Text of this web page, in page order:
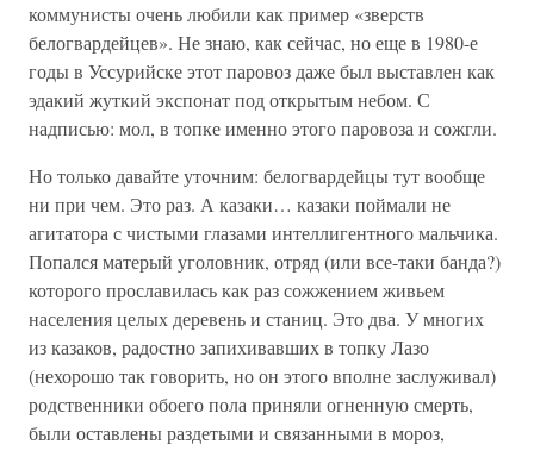
коммунисты очень любили как пример «зверств
белогвардейцев». Не знаю, как сейчас, но еще в 1980-е
годы в Уссурийске этот паровоз даже был выставлен как
эдакий жуткий экспонат под открытым небом. С
надписью: мол, в топке именно этого паровоза и сожгли.
Но только давайте уточним: белогвардейцы тут вообще
ни при чем. Это раз. А казаки… казаки поймали не
агитатора с чистыми глазами интеллигентного мальчика.
Попался матерый уголовник, отряд (или все-таки банда?)
которого прославилась как раз сожжением живьем
населения целых деревень и станиц. Это два. У многих
из казаков, радостно запихивавших в топку Лазо
(нехорошо так говорить, но он этого вполне заслуживал)
родственники обоего пола приняли огненную смерть,
были оставлены раздетыми и связанными в мороз,